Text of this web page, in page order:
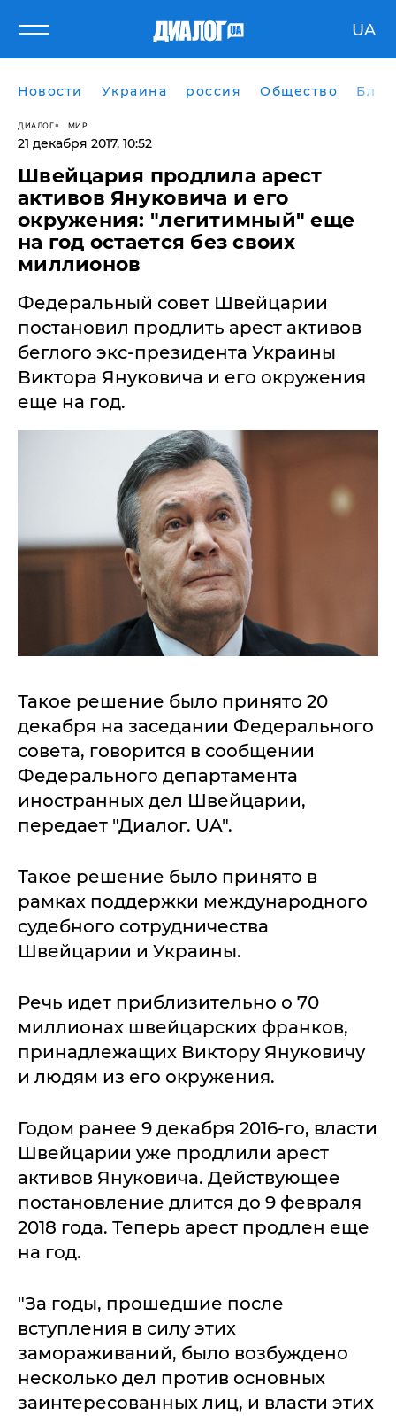
UA
Новости Украина россия Общество
ДИАЛОГ МИР
21 декабря 2017, 10:52
Швейцария продлила арест
активов Януковича и его
окружения: "легитимный" еще
на год остается без своих
миллионов
Федеральный совет Швейцарии
постановил продлить арест активов
беглого экс-президента Украины
Виктора Януковича и его окружения
еще на год.
Такое решение было принято 20
декабря на заседании Федерального
совета, говорится в сообщении
Федерального департамента
иностранных дел Швейцарии,
передает "Диалог. UA".
Такое решение было принято в
рамках поддержки международного
судебного сотрудничества
Швейцарии и Украины.
Речь идет приблизительно о 70
миллионах швейцарских франков,
принадлежащих Виктору Януковичу
и людям из его окружения.
Годом ранее 9 декабря 2016-го, власти
Швейцарии уже продлили арест
активов Януковича. Действующее
постановление длится до 9 февраля
2018 года. Теперь арест продлен еще
на год.
"За годы, прошедшие после
вступления в силу этих
замораживаний, было возбуждено
несколько дел против основных
заинтересованных лиц, и власти этих